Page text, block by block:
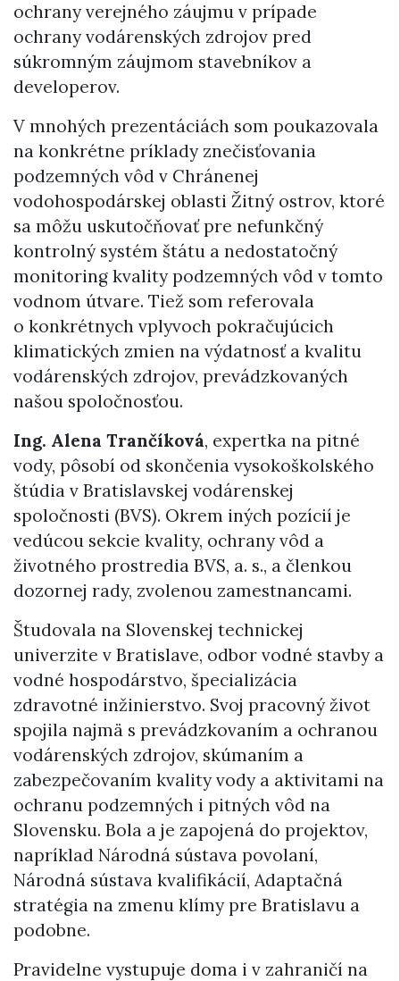
ochrany verejného záujmu v prípade
ochrany vodárenských zdrojov pred
súkromným záujmom stavebníkov a
developerov.
V mnohých prezentáciách som poukazovala
na konkrétne príklady znečisťovania
podzemných vôd v Chránenej
vodohospodárskej oblasti Žitný ostrov, ktoré
sa môžu uskutočňovať pre nefunkčný
kontrolný systém štátu a nedostatočný
monitoring kvality podzemných vôd v tomto
vodnom útvare. Tiež som referovala
o konkrétnych vplyvoch pokračujúcich
klimatických zmien na výdatnosť a kvalitu
vodárenských zdrojov, prevádzkovaných
našou spoločnosťou.
Ing. Alena Trančíková, expertka na pitné
vody, pôsobí od skončenia vysokoškolského
štúdia v Bratislavskej vodárenskej
spoločnosti (BVS). Okrem iných pozícií je
vedúcou sekcie kvality, ochrany vôd a
životného prostredia BVS, a. s., a členkou
dozornej rady, zvolenou zamestnancami.
Študovala na Slovenskej technickej
univerzite v Bratislave, odbor vodné stavby a
vodné hospodárstvo, špecializácia
zdravotné inžinierstvo. Svoj pracovný život
spojila najmä s prevádzkovaním a ochranou
vodárenských zdrojov, skúmaním a
zabezpečovaním kvality vody a aktivitami na
ochranu podzemných i pitných vôd na
Slovensku. Bola a je zapojená do projektov,
napríklad Národná sústava povolaní,
Národná sústava kvalifikácií, Adaptačná
stratégia na zmenu klímy pre Bratislavu a
podobne.
Pravidelne vystupuje doma i v zahraničí na